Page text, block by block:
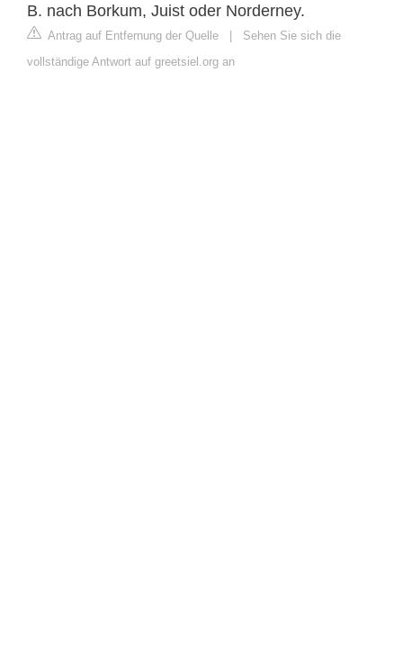
B. nach Borkum, Juist oder Norderney.
Antrag auf Entfernung der Quelle | Sehen Sie sich die
vollständige Antwort auf greetsiel.org an